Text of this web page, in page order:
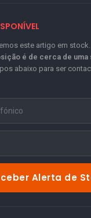
este artigo em stock.
é de cerca de uma
abaixo para ser
Alerta de